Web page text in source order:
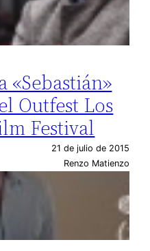
«Sebastián»
Outfest Los
Festival
21 de julio de 2015
Renzo Matienzo